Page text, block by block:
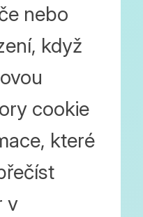
nebo
když
cookie
které
v